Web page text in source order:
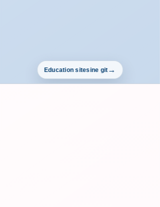
Education sitesine git